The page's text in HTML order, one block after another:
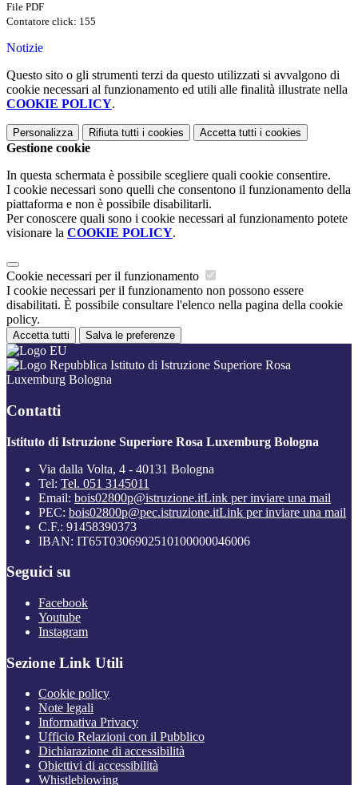
File PDF
Contatore click: 155
Notizie
Questo sito o gli strumenti terzi da questo utilizzati si avvalgono di
cookie necessari al funzionamento ed utili alle finalità illustrate nella
COOKIE POLICY.
Personalizza Rifiuta tutti i cookies Accetta tutti i cookies
Gestione cookie
In questa schermata è possibile scegliere quali cookie consentire.
I cookie necessari sono quelli che consentono il funzionamento della
piattaforma e non è possibile disabilitarli.
Per conoscere quali sono i cookie necessari al funzionamento potete
visionare la COOKIE POLICY.
Cookie necessari per il funzionamento
I cookie necessari per il funzionamento non possono essere
disabilitati. È possibile consultare l'elenco nella pagina della cookie
policy.
Accetta tutti Salva le preferenze
Istituto di Istruzione Superiore Rosa
Luxemburg Bologna
Contatti
Istituto di Istruzione Superiore Rosa Luxemburg Bologna
Via dalla Volta, 4 - 40131 Bologna
Tel: Tel. 051 3145011
Email: bois02800p@istruzione.itLink per inviare una mail
PEC: bois02800p@pec.istruzione.itLink per inviare una mail
C.F.: 91458390373
IBAN: IT65T0306902510100000046006
Seguici su
Facebook
Youtube
Instagram
Sezione Link Utili
Cookie policy
Note legali
Informativa Privacy
Ufficio Relazioni con il Pubblico
Dichiarazione di accessibilità
Obiettivi di accessibilità
Whistleblowing